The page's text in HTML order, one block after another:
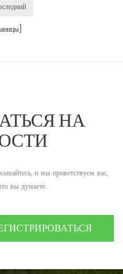
НА
и мы приветствуем вас,
вы думаете.